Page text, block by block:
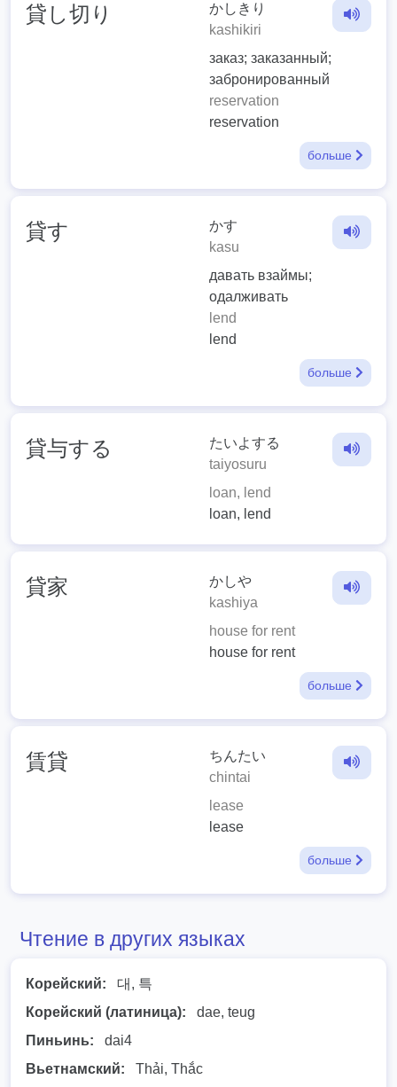
貸し切り
かしきり
kashikiri
заказ; заказанный;
забронированный
reservation
reservation
больше
貸す
かす
kasu
давать взаймы;
одалживать
lend
lend
больше
貸与する
たいよする
taiyosuru
loan, lend
loan, lend
貸家
かしや
kashiya
house for rent
house for rent
больше
賃貸
ちんたい
chintai
lease
lease
больше
Чтение в других языках
Корейский:
대, 특
Корейский (латиница):
dae, teug
Пиньинь:
dai4
Вьетнамский:
Thải, Thắc